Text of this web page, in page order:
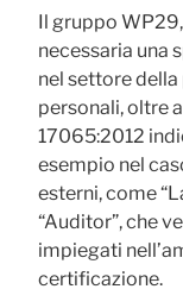
Il gruppo
necessaria una
nel settore
personali, oltre
17065:2012
esempio nel
esterni, come
“Auditor”, che
impiegati
certificazione.